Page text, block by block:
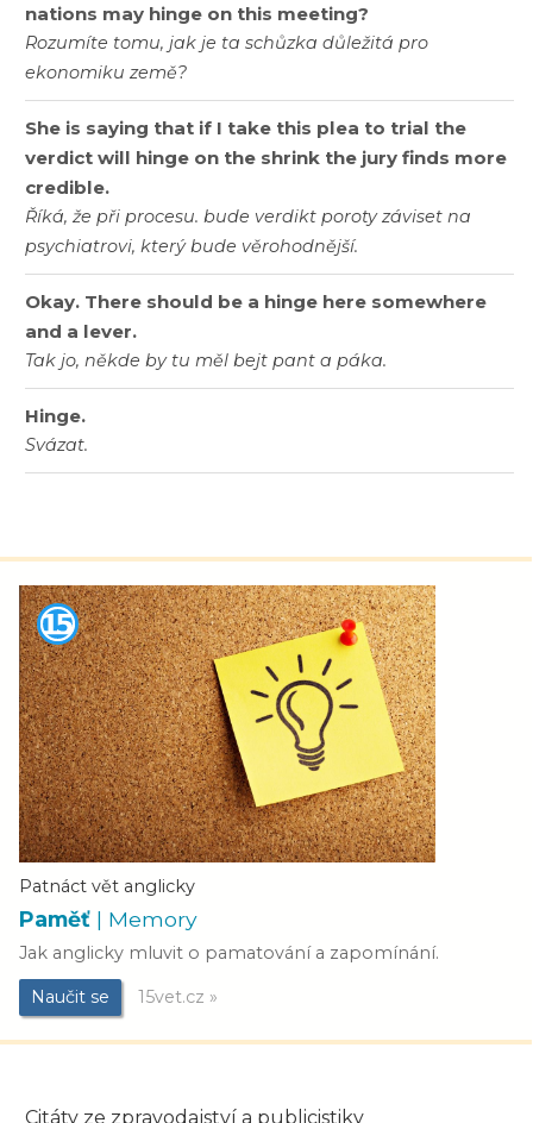
nations may hinge on this meeting?
Rozumíte tomu, jak je ta schůzka důležitá pro
ekonomiku země?
She is saying that if I take this plea to trial the
verdict will hinge on the shrink the jury finds more
credible.
Říká, že při procesu. bude verdikt poroty záviset na
psychiatrovi, který bude věrohodnější.
Okay. There should be a hinge here somewhere
and a lever.
Tak jo, někde by tu měl bejt pant a páka.
Hinge.
Svázat.
Patnáct vět anglicky
Paměť | Memory
Jak anglicky mluvit o pamatování a zapomínání.
Naučit se 15vet.cz »
Citáty ze zpravodajství a publicistiky